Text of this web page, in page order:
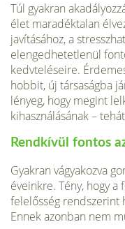
Túl gyakran
élet maradéktalan
javításához, a
elengedhetetlenül
kedvteléseire.
hobbit, új társaság­ba
lényeg, hogy megint
kihasználásának –
Rendkívül fontos
Gyakran vágyakozva
éveinkre. Tény, hogy
felelősség rendszerint
Ennek azonban nem